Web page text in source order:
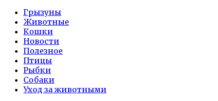
Грызуны
Животные
Кошки
Новости
Полезное
Птицы
Рыбки
Собаки
Уход за животными